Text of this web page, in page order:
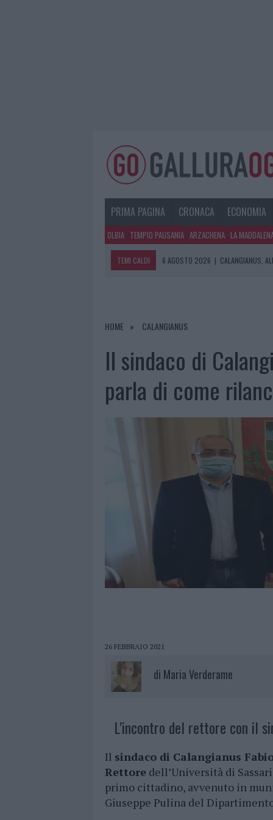
PRIMA PAGINA CRONACA ECONOMIA
OLBIA TEMPIO PAUSANIA ARZACHENA LA
TEMI CALDI 6 AGOSTO 2026 | CALANGIANUS,
PER I TRATTAMENTI LASER NON INVASIVI
6 AGOSTO 2026 | ANDREA MURA CONQUISTA
HOME CALANGIANUS
Il sindaco di
parla di come
26 FEBBRAIO 2021
di Maria Verderame
L’incontro del rettore con il
Il sindaco di Calangianus
Rettore dell’Università di
primo cittadino, avvenuto in
Giuseppe Pulina del